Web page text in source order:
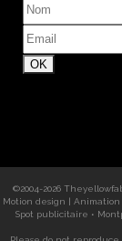
©2004-2026
Motion design | Animation
Spot publicitaire •